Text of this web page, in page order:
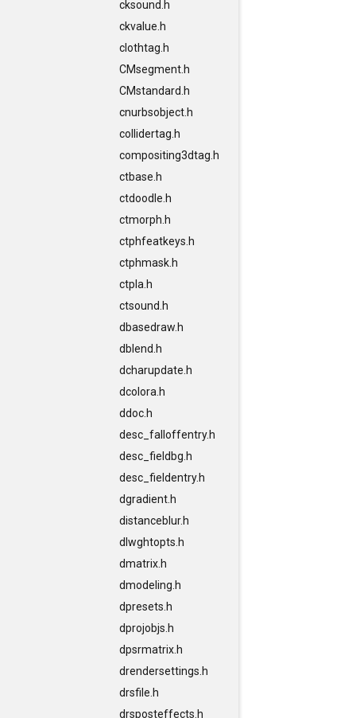
cksound.h
ckvalue.h
clothtag.h
CMsegment.h
CMstandard.h
cnurbsobject.h
collidertag.h
compositing3dtag.h
ctbase.h
ctdoodle.h
ctmorph.h
ctphfeatkeys.h
ctphmask.h
ctpla.h
ctsound.h
dbasedraw.h
dblend.h
dcharupdate.h
dcolora.h
ddoc.h
desc_falloffentry.h
desc_fieldbg.h
desc_fieldentry.h
dgradient.h
distanceblur.h
dlwghtopts.h
dmatrix.h
dmodeling.h
dpresets.h
dprojobjs.h
dpsrmatrix.h
drendersettings.h
drsfile.h
drsposteffects.h